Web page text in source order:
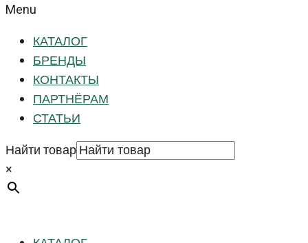
Menu
КАТАЛОГ
БРЕНДЫ
КОНТАКТЫ
ПАРТНЁРАМ
СТАТЬИ
Найти товар
×